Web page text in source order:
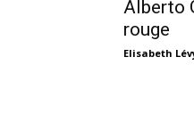
Alberto
rouge
Elisabeth